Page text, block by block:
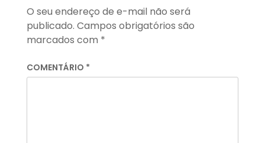
O seu endereço de e-mail não será
publicado. Campos obrigatórios são
marcados com *
COMENTÁRIO *